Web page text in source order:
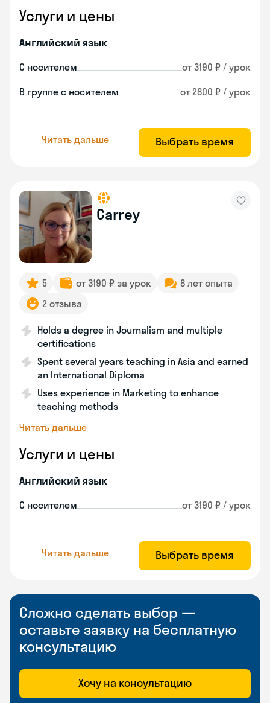
Услуги и цены
Английский язык
С носителем от 3190 ₽ / урок
В группе с носителем от 2800 ₽ / урок
Читать дальше Выбрать время
Carrey
5 от 3190 ₽ за урок
8 лет опыта
2 отзыва
Holds a degree in Journalism and multiple
certifications
Spent several years teaching in Asia and earned
an International Diploma
Uses experience in Marketing to enhance
teaching methods
Читать дальше
Услуги и цены
Английский язык
С носителем от 3190 ₽ / урок
Читать дальше Выбрать время
Сложно сделать выбор —
оставьте заявку на бесплатную
консультацию
Хочу на консультацию